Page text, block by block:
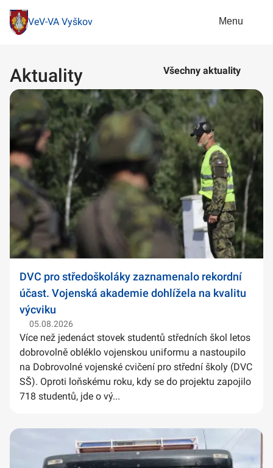
VeV-VA Vyškov Menu
Aktuality Všechny aktuality
DVC pro středoškoláky zaznamenalo rekordní
účast. Vojenská akademie dohlížela na kvalitu
výcviku
05.08.2026
Více než jedenáct stovek studentů středních škol letos
dobrovolně obléklo vojenskou uniformu a nastoupilo
na Dobrovolné vojenské cvičení pro střední školy (DVC
SŠ). Oproti loňskému roku, kdy se do projektu zapojilo
718 studentů, jde o vý...